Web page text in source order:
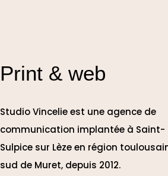
Print & web
Studio Vincelie est une agence de
communication implantée à Saint-
Sulpice sur Lèze en région
sud de Muret, depuis 2012.